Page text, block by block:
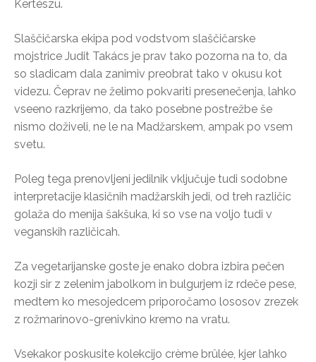
Kertészu.
Slaščičarska ekipa pod vodstvom slaščičarske
mojstrice Judit Takács je prav tako pozorna na to, da
so sladicam dala zanimiv preobrat tako v okusu kot
videzu. Čeprav ne želimo pokvariti presenečenja, lahko
vseeno razkrijemo, da tako posebne postrežbe še
nismo doživeli, ne le na Madžarskem, ampak po vsem
svetu.
Poleg tega prenovljeni jedilnik vključuje tudi sodobne
interpretacije klasičnih madžarskih jedi, od treh različic
golaža do menija šakšuka, ki so vse na voljo tudi v
veganskih različicah.
Za vegetarijanske goste je enako dobra izbira pečen
kozji sir z zelenim jabolkom in bulgurjem iz rdeče pese,
medtem ko mesojedcem priporočamo lososov zrezek
z rožmarinovo-grenivkino kremo na vratu.
Vsekakor poskusite kolekcijo crème brûlée, kjer lahko